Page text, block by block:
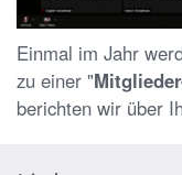
Einmal im Jahr
zu einer "
berichten wir über